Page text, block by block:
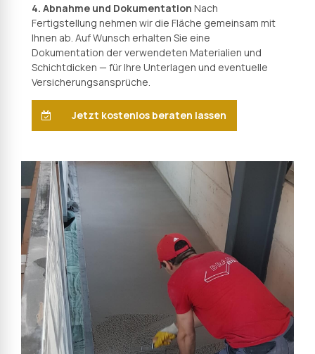
4. Abnahme und Dokumentation Nach
Fertigstellung nehmen wir die Fläche gemeinsam mit
Ihnen ab. Auf Wunsch erhalten Sie eine
Dokumentation der verwendeten Materialien und
Schichtdicken — für Ihre Unterlagen und eventuelle
Versicherungsansprüche.
Jetzt kostenlos beraten lassen